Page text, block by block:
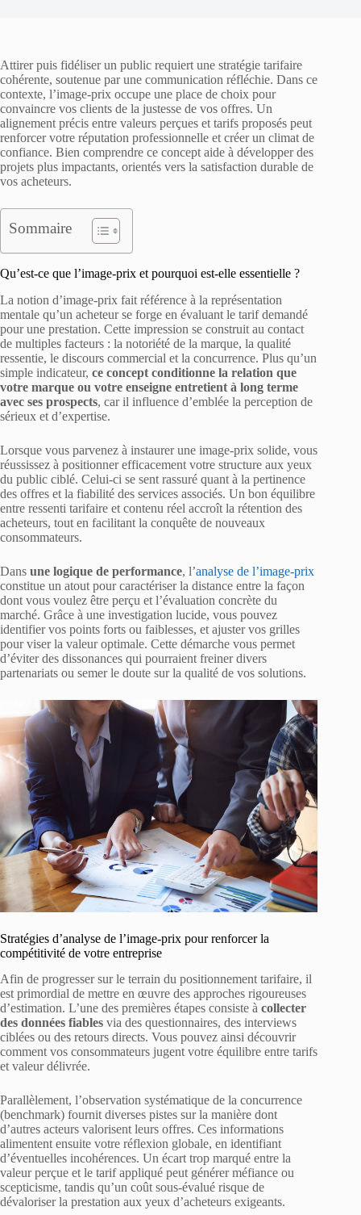
Attirer puis fidéliser un public requiert une stratégie tarifaire
cohérente, soutenue par une communication réfléchie. Dans ce
contexte, l’image-prix occupe une place de choix pour
convaincre vos clients de la justesse de vos offres. Un
alignement précis entre valeurs perçues et tarifs proposés peut
renforcer votre réputation professionnelle et créer un climat de
confiance. Bien comprendre ce concept aide à développer des
projets plus impactants, orientés vers la satisfaction durable de
vos acheteurs.
Sommaire
Qu’est-ce que l’image-prix et pourquoi est-elle essentielle ?
La notion d’image-prix fait référence à la représentation
mentale qu’un acheteur se forge en évaluant le tarif demandé
pour une prestation. Cette impression se construit au contact
de multiples facteurs : la notoriété de la marque, la qualité
ressentie, le discours commercial et la concurrence. Plus qu’un
simple indicateur, ce concept conditionne la relation que
votre marque ou votre enseigne entretient à long terme
avec ses prospects, car il influence d’emblée la perception de
sérieux et d’expertise.
Lorsque vous parvenez à instaurer une image-prix solide, vous
réussissez à positionner efficacement votre structure aux yeux
du public ciblé. Celui-ci se sent rassuré quant à la pertinence
des offres et la fiabilité des services associés. Un bon équilibre
entre ressenti tarifaire et contenu réel accroît la rétention des
acheteurs, tout en facilitant la conquête de nouveaux
consommateurs.
Dans une logique de performance, l’analyse de l’image-prix
constitue un atout pour caractériser la distance entre la façon
dont vous voulez être perçu et l’évaluation concrète du
marché. Grâce à une investigation lucide, vous pouvez
identifier vos points forts ou faiblesses, et ajuster vos grilles
pour viser la valeur optimale. Cette démarche vous permet
d’éviter des dissonances qui pourraient freiner divers
partenariats ou semer le doute sur la qualité de vos solutions.
Stratégies d’analyse de l’image-prix pour renforcer la
compétitivité de votre entreprise
Afin de progresser sur le terrain du positionnement tarifaire, il
est primordial de mettre en œuvre des approches rigoureuses
d’estimation. L’une des premières étapes consiste à collecter
des données fiables via des questionnaires, des interviews
ciblées ou des retours directs. Vous pouvez ainsi découvrir
comment vos consommateurs jugent votre équilibre entre tarifs
et valeur délivrée.
Parallèlement, l’observation systématique de la concurrence
(benchmark) fournit diverses pistes sur la manière dont
d’autres acteurs valorisent leurs offres. Ces informations
alimentent ensuite votre réflexion globale, en identifiant
d’éventuelles incohérences. Un écart trop marqué entre la
valeur perçue et le tarif appliqué peut générer méfiance ou
scepticisme, tandis qu’un coût sous-évalué risque de
dévaloriser la prestation aux yeux d’acheteurs exigeants.